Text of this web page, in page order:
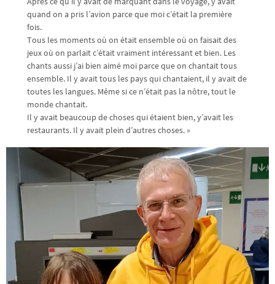
quand on a pris l’avion parce que moi c’était la première
fois.
Tous les moments où on était ensemble où on faisait des
jeux où on parlait c’était vraiment intéressant et bien. Les
chants aussi j’ai bien aimé moi parce que on chantait tous
ensemble. Il y avait tous les pays qui chantaient, il y avait de
toutes les langues. Même si ce n’était pas la nôtre, tout le
monde chantait.
Il y avait beaucoup de choses qui étaient bien, y’avait les
restaurants. Il y avait plein d’autres choses. »